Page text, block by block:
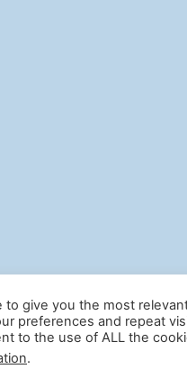
to give you the most
preferences and repeat
to the use of ALL the
.